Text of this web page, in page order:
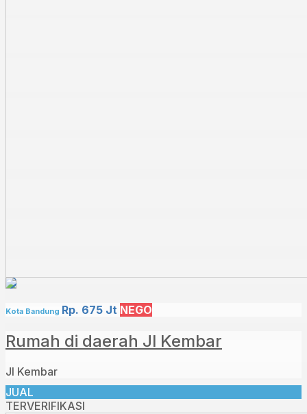
Kota Bandung Rp. 675 Jt NEGO
Rumah di daerah Jl Kembar
Jl Kembar
JUAL
TERVERIFIKASI